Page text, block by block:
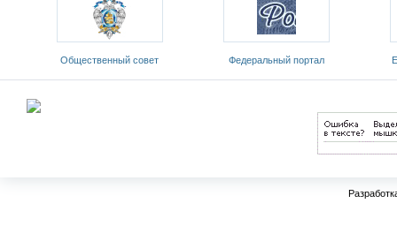
Общественный совет
Министерства образования и
Федеральный портал
«Российское образование»